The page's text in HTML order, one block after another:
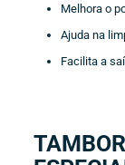
Melhora o
Ajuda na
Facilita a